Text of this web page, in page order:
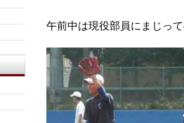
午前中は現役部員にまじっ